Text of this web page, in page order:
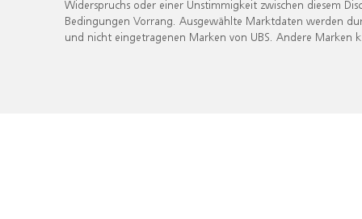
Widerspruchs oder einer Unstimmigkeit zwischen diesem
Bedingungen Vorrang. Ausgewählte Marktdaten werden
und nicht eingetragenen Marken von UBS. Andere Marken